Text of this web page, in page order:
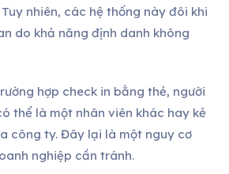
nhiên, các hệ thống này đôi khi
do khả năng định danh không
hợp check in bằng thẻ, người
thể là một nhân viên khác hay kẻ
công ty. Đây lại là một nguy cơ
nghiệp cần tránh.